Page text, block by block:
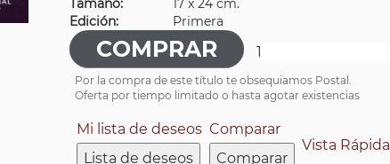
Tamaño:
17 x 24 cm.
Edición:
Primera
Por la compra de este título te obsequiamos Postal.
Oferta por tiempo limitado o hasta agotar existencias
Mi lista de deseos
Lista de deseos
Comparar
Comparar
Vista Rápida